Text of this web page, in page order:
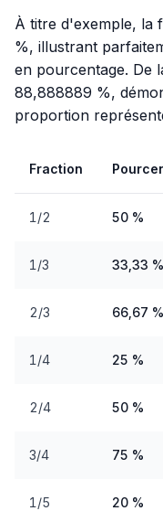
À titre d'exemple, la
%, illustrant
en pourcentage. De
88,888889 %,
proportion
Fraction
1/2 50 %
1/3 33,33 %
2/3 66,67 %
1/4 25 %
2/4 50 %
3/4 75 %
1/5 20 %